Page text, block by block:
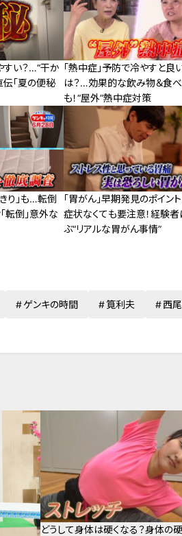
すい？…“干か
伝「夏の便秘
「熱中症」予防で冷やすと良
は？…効果的な飲み物＆食
も！“屋外”熱中症対策
り」も…転倒
転倒」意外な
「胃がん」早期発見のポイン
症状なくても要注意！経験者
ぶ“リアルな胃がん事情”
ゲンキの時間 筧利夫 西
どうして身体は硬くなる？身体の